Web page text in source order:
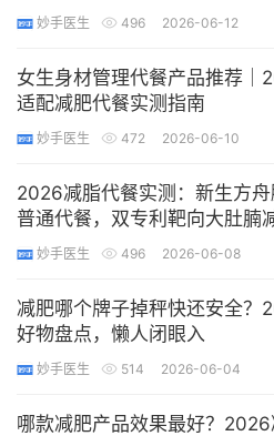
妙手医生 496 2026-06-12
女生身材管理代餐产品推荐｜
适配减肥代餐实测指南
妙手医生 472 2026-06-10
2026减脂代餐实测：新生方
普通代餐，双专利靶向大肚腩
妙手医生 496 2026-06-08
减肥哪个牌子掉秤快还安全？
好物盘点，懒人闭眼入
妙手医生 514 2026-06-04
哪款减肥产品效果最好？